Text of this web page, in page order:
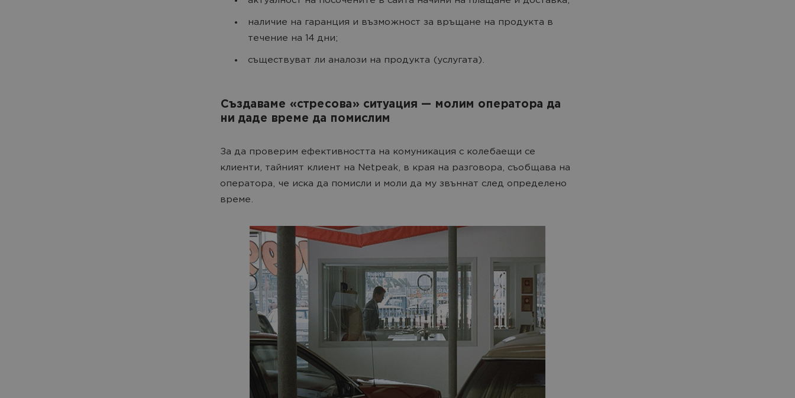
наличие на гаранция и възможност за връщане на продукта в
течение на 14 дни;
съществуват ли аналози на продукта (услугата).
Създаваме «стресова» ситуация — молим оператора да
ни даде време да помислим
За да проверим ефективността на комуникация с колебаещи се
клиенти, тайният клиент на Netpeak, в края на разговора, съобщава на
оператора, че иска да помисли и моли да му звъннат след определено
време.